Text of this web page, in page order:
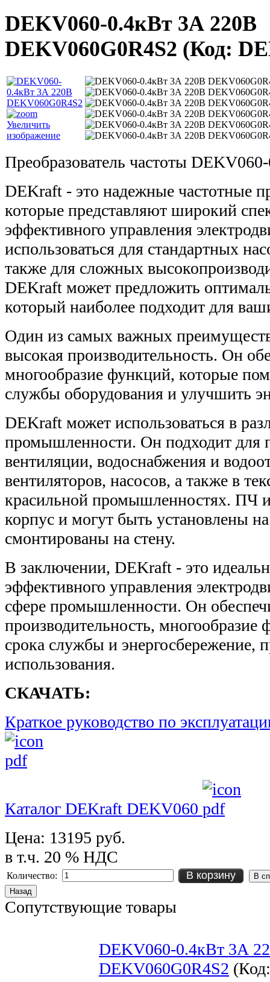
DEKV060-0.4кВт 3А 220В
DEKV060G0R4S2 (Код:
Увеличить
изображение
Преобразователь частоты
DEKraft - это надежные частотные
которые представляют широкий
эффективного управления
использоваться для стандартных
также для сложных
DEKraft может предложить
который наиболее подходит для
Один из самых важных
высокая производительность. Он
многообразие функций, которые
службы оборудования и улучшить
DEKraft может использоваться в
промышленности. Он подходит
вентиляции, водоснабжения и
вентиляторов, насосов, а также в
красильной промышленностях. ПЧ
корпус и могут быть установлены
смонтированы на стену.
В заключении, DEKraft - это
эффективного управления
сфере промышленности. Он
производительность, многообразие
срока службы и энергосбережение,
использования.
СКАЧАТЬ:
Краткое руководство по
Каталог DEKraft DEKV060
Цена: 13195 руб.
в т.ч. 20 % НДС
Количество: В корзину
Сопутствующие товары
DEKV060-0.4кВт 3А
DEKV060G0R4S2 (Код: